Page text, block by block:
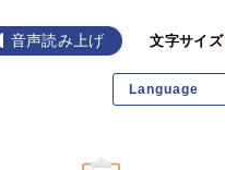
音声読み上げ 文字サイズ
Language